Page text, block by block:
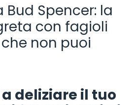
Bud Spencer: la
con fagioli
non puoi
deliziare il tuo